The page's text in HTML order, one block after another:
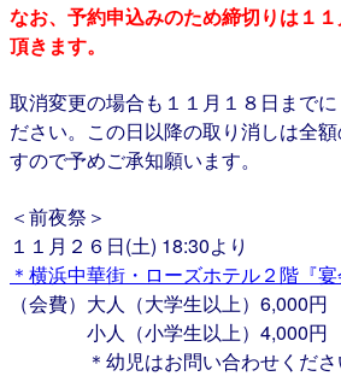
なお、予約申込みのため締切りは１
頂きます。
取消変更の場合も１１月１８日まで
ださい。この日以降の取り消しは全
すので予めご承知願います。
＜前夜祭＞
１１月２６日(土) 18:30より
＊横浜中華街・ローズホテル２階『宴
（会費）大人（大学生以上）6,000円
小人（小学生以上）4,000円
＊幼児はお問い合わせくださ